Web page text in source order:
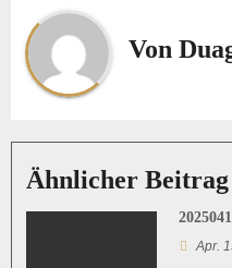
t
r
g
s
Von
Ähnlicher Beitrag
Apr.